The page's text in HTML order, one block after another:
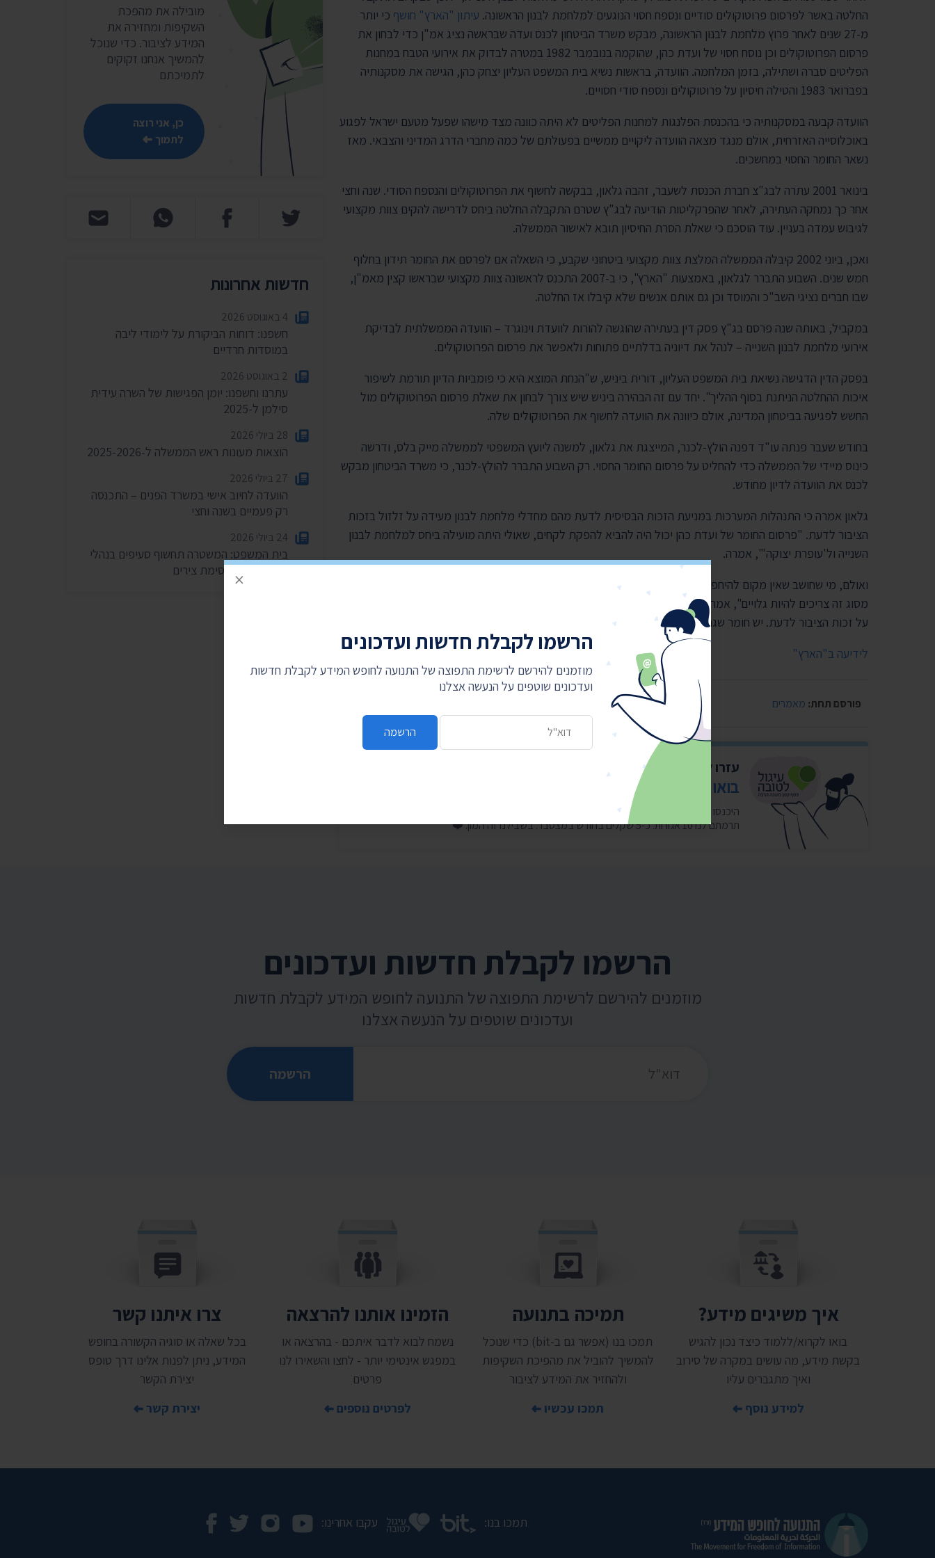
הרשמו לקבלת חדשות ועדכונים
מוזמנים להירשם לרשימת התפוצה של התנועה לחופש המידע לקבלת חדשות
ועדכונים שוטפים על הנעשה אצלנו
הרשמה
×
בית הנשיא
נושאים נוספים ›
החלטה באשר לפרסום פרוטוקולים סודיים ונספח חסוי הנוגעים למלחמת לבנון הראשונה. עיתון "הארץ" חושף כי יותר
מ-27 שנים לאחר פרוץ מלחמת לבנון הראשונה, מבקש משרד הביטחון לכנס ועדה שבראשה נציג אמ"ן כדי לבחון את
פרסום הפרוטוקולים וכן נוסח חסוי של ועדת כהן, שהוקמה בנובמבר 1982 במטרה לבדוק את אירועי הטבח במחנות
הפליטים סברה ושתילה, בזמן המלחמה. הוועדה, בראשות נשיא בית המשפט העליון יצחק כהן, הגישה את מסקנותיה
בפברואר 1983 והטילה חיסיון על פרוטוקולים ונספח סודי חסויים.
הוועדה קבעה במסקנותיה כי בהכנסת הפלנגות למחנות הפליטים לא היתה כוונה מצד מישהו שפעל מטעם ישראל לפגוע
באוכלוסייה האזרחית, אולם מנגד מצאה הוועדה ליקויים ממשיים בפעולתם של כמה מחברי הדרג המדיני והצבאי. מאז
נשאר החומר החסוי במחשכים.
בינואר 2001 עתרה לבג"צ חברת הכנסת לשעבר, זהבה גלאון, בבקשה לחשוף את הפרוטוקולים והנספח הסודי. שנה וחצי
אחר כך נמחקה העתירה, לאחר שהפרקליטות הודיעה לבג"ץ שטרם התקבלה החלטה ביחס לדרישה להקים צוות מקצועי
לגיבוש עמדה בעניין. עוד הוסכם כי שאלת הסרת החיסיון תובא לאישור הממשלה.
ואכן, ביוני 2002 קיבלה הממשלה המלצת צוות מקצועי ביטחוני שקבע, כי השאלה אם לפרסם את החומר תידון בחלוף
חמש שנים. השבוע התברר לגלאון, באמצעות "הארץ", כי ב-2007 התכנס לראשונה צוות מקצועי שבראשו קצין מאמ"ן,
שבו חברים נציגי השב"כ והמוסד וכן גם אותם אנשים שלא קיבלו אז החלטה.
במקביל, באותה שנה פרסם בג"ץ פסק דין בעתירה שהוגשה להורות לוועדת וינוגרד – הוועדה הממשלתית לבדיקת
אירועי מלחמת לבנון השנייה – לנהל את דיוניה בדלתיים פתוחות ולאפשר את פרסום הפרוטוקולים.
בפסק הדין הדגישה נשיאת בית המשפט העליון, דורית ביניש, ש"הנחת המוצא היא כי פומביות הדיון תורמת לשיפור
איכות ההחלטה הניתנת בסוף ההליך". יחד עם זה הבהירה ביניש שיש צורך לבחון את שאלת פרסום הפרוטוקולים מול
החשש לפגיעה בביטחון המדינה, אולם כיוונה את הוועדה לחשוף את הפרוטוקולים שלה.
בחודש שעבר פנתה עו"ד דפנה הולץ-לכנר, המייצגת את גלאון, למשנה ליועץ המשפטי לממשלה מייק בלס, ודרשה
כינוס מיידי של הממשלה כדי להחליט על פרסום החומר החסוי. רק השבוע התברר להולץ-לכנר, כי משרד הביטחון מבקש
לכנס את הוועדה לדיון מחודש.
גלאון אמרה כי התנהלות המערכות במניעת הזכות הבסיסית לדעת מהם מחדלי מלחמת לבנון מעידה על זלזול בזכות
הציבור לדעת. "פרסום החומר של ועדת כהן יכול היה להביא להפקת לקחים, שאולי היתה מועילה ביחס למלחמת לבנון
השנייה ול'עופרת יצוקה'", אמרה.
ואולם, מי שחושב שאין מקום להיחפז לפרסם פרוטוקולים של ועדות חקירה הוא השופט בדימוס אליהו וינוגרד. "דברים
מסוג זה צריכים להיות גלויים", אמר אתמול וינוגרד ל"הארץ", "אולם כשיש שאלה שנוגעת לביטחון המדינה, הדבר גובר
על זכות הציבור לדעת. יש חומר שגם אחרי 100 שנה לא צריך לחשוף אותו אם יש בו סכנה לביטחון המדינה".
לידיעה ב"הארץ"
פורסם תחת: מאמרים
עזרו לנו להמשיך להילחם על המידע
בואו לעגל לטובה לתנועה
תרמתם לנו 10 אגורות. כ-5 שקלים בחודש במצטבר. בשבילנו זה המון. ❤️
מובילה את מהפכת
השקיפות ומחזירה את
המידע לציבור. כדי שנוכל
להמשיך אנחנו זקוקים
לתמיכתם
כן, אני רוצה
לתמוך
חדשות אחרונות
4 באוגוסט 2026
חשפנו: דוחות הביקורת על לימודי ליבה
במוסדות חרדיים
2 באוגוסט 2026
עתרנו וחשפנו: יומן הפגישות של השרה עידית
סילמן ל-2025
28 ביולי 2026
הוצאות מעונות ראש הממשלה ל-2025-2026
27 ביולי 2026
הוועדה לחיוב אישי במשרד הפנים – התכנסה
רק פעמיים בשנה וחצי
24 ביולי 2026
בית המשפט: המשטרה תחשוף סעיפים בנהלי
הפרות סדר וחסימת צירים
הרשמו לקבלת חדשות ועדכונים
מוזמנים להירשם לרשימת התפוצה של התנועה לחופש המידע לקבלת חדשות
ועדכונים שוטפים על הנעשה אצלנו
הרשמה
איך משיגים מידע?
בואו לקרוא/ללמוד כיצד נכון להגיש
בקשת מידע, מה עושים במקרה של סירוב
ואיך מתגברים עליו
למידע נוסף
תמיכה בתנועה
תמכו בנו (אפשר גם ב-bit) כדי שנוכל
להמשיך להוביל את מהפיכת השקיפות
ולהחזיר את המידע לציבור
תמכו עכשיו
הזמינו אותנו להרצאה
נשמח לבוא לדבר איתכם - בהרצאה או
במפגש אינטימי יותר - לחצו והשאירו לנו
פרטים
לפרטים נוספים
צרו איתנו קשר
בכל שאלה או סוגיה הקשורה בחופש
המידע, ניתן לפנות אלינו דרך טופס
יצירת הקשר
יצירת קשר
תמכו בנו: עקבו אחרינו: